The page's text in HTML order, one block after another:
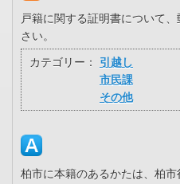
戸籍に関する証明書について
さい。
カテゴリー：
引越し
市民課
その他
柏市に本籍のあるかたは、柏